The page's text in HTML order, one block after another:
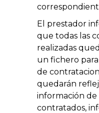
El prestador
que todas las
realizadas
un fichero
de
quedarán
información de
contratados,